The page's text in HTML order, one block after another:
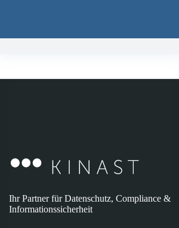
Ihr Partner für Datenschutz, Compliance &
Informationssicherheit